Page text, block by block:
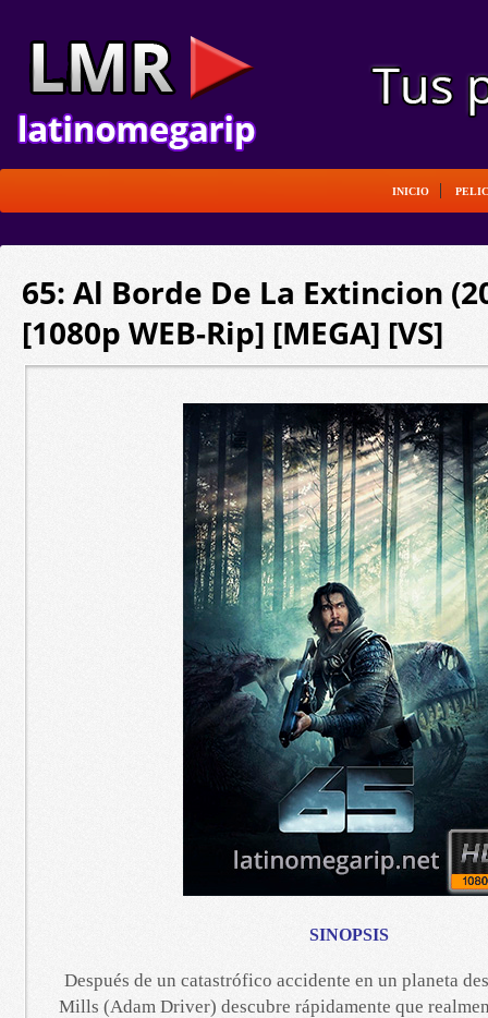
INICIO
65: Al Borde De La Extincion
[1080p WEB-Rip] [MEGA] [VS]
SINOPSIS
Después de un catastrófico accidente en un planeta
Mills (Adam Driver) descubre rápidamente que